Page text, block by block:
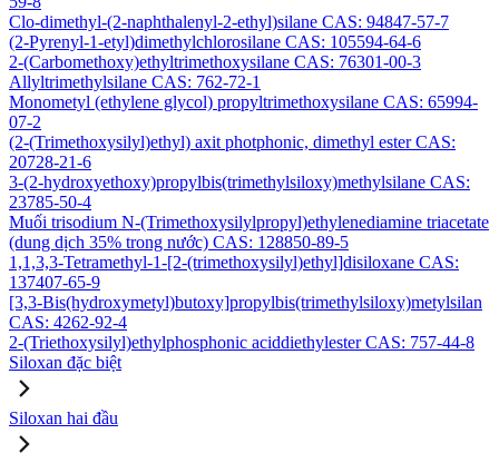
Clo-dimethyl-(2-naphthalenyl-2-ethyl)silane CAS: 94847-57-7
(2-Pyrenyl-1-etyl)dimethylchlorosilane CAS: 105594-64-6
2-(Carbomethoxy)ethyltrimethoxysilane CAS: 76301-00-3
Allyltrimethylsilane CAS: 762-72-1
Monometyl (ethylene glycol) propyltrimethoxysilane CAS: 65994-
07-2
(2-(Trimethoxysilyl)ethyl) axit photphonic, dimethyl ester CAS:
20728-21-6
3-(2-hydroxyethoxy)propylbis(trimethylsiloxy)methylsilane CAS:
23785-50-4
Muối trisodium N-(Trimethoxysilylpropyl)ethylenediamine triacetate
(dung dịch 35% trong nước) CAS: 128850-89-5
1,1,3,3-Tetramethyl-1-[2-(trimethoxysilyl)ethyl]disiloxane CAS:
137407-65-9
[3,3-Bis(hydroxymetyl)butoxy]propylbis(trimethylsiloxy)metylsilan
CAS: 4262-92-4
2-(Triethoxysilyl)ethylphosphonic aciddiethylester CAS: 757-44-8
Siloxan đặc biệt
Siloxan hai đầu